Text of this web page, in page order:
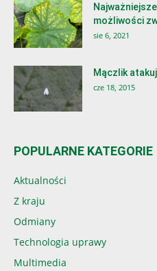
możliwości
sie 6, 2021
Mączlik
cze 18, 2015
POPULARNE KATEGORIE
Aktualności
Z kraju
Odmiany
Technologia uprawy
Multimedia